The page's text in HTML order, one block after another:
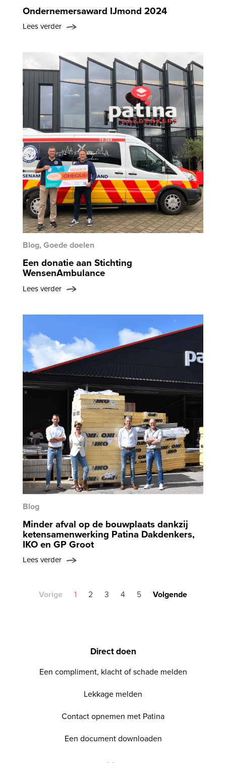
Ondernemersaward IJmond 2024
Lees verder
Blog, Goede doelen
Een donatie aan Stichting
WensenAmbulance
Lees verder
Blog
Minder afval op de bouwplaats dankzij
ketensamenwerking Patina Dakdenkers,
IKO en GP Groot
Lees verder
Vorige 1 2 3 4 5 Volgende
Direct doen
Een compliment, klacht of schade melden
Lekkage melden
Contact opnemen met Patina
Een document downloaden